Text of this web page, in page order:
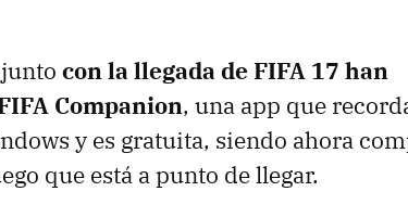
con la llegada de FIFA 17 han
Companion, una app que
y es gratuita, siendo ahora
que está a punto de llegar.